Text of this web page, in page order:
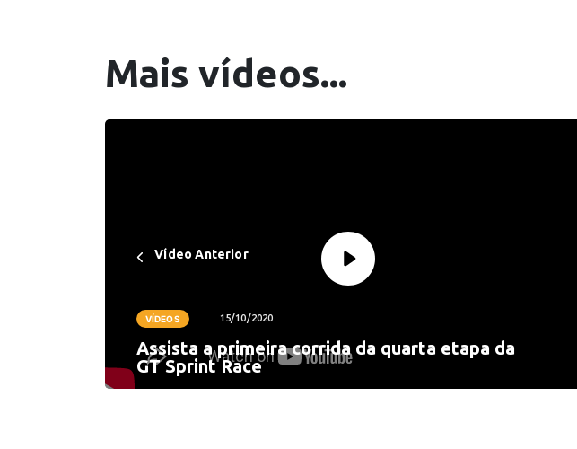
Mais vídeos...
Vídeo Anterior
VÍDEOS 15/10/2020
Assista a primeira corrida da quarta etapa da
GT Sprint Race